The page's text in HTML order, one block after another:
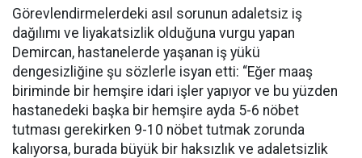
Görevlendirmelerdeki asıl sorunun adaletsiz iş
dağılımı ve liyakatsizlik olduğuna vurgu yapan
Demircan, hastanelerde yaşanan iş yükü
dengesizliğine şu sözlerle isyan etti: “Eğer maaş
biriminde bir hemşire idari işler yapıyor ve bu yüzden
hastanedeki başka bir hemşire ayda 5-6 nöbet
tutması gerekirken 9-10 nöbet tutmak zorunda
kalıyorsa, burada büyük bir haksızlık ve adaletsizlik